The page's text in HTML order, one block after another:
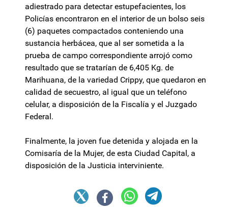
adiestrado para detectar estupefacientes, los
Policías encontraron en el interior de un bolso seis
(6) paquetes compactados conteniendo una
sustancia herbácea, que al ser sometida a la
prueba de campo correspondiente arrojó como
resultado que se tratarían de 6,405 Kg. de
Marihuana, de la variedad Crippy, que quedaron en
calidad de secuestro, al igual que un teléfono
celular, a disposición de la Fiscalía y el Juzgado
Federal.
Finalmente, la joven fue detenida y alojada en la
Comisaría de la Mujer, de esta Ciudad Capital, a
disposición de la Justicia interviniente.